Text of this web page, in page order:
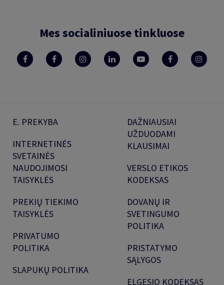
Mes socialiniuose tinkluose
E. PREKYBA
INTERNETINĖS
SVETAINĖS
NAUDOJIMOSI
TAISYKLĖS
PREKIŲ TIEKIMO
TAISYKLĖS
PRIVATUMO
POLITIKA
SLAPUKŲ POLITIKA
DAŽNIAUSIAI
UŽDUODAMI
KLAUSIMAI
VERSLO ETIKOS
KODEKSAS
DOVANŲ IR
SVETINGUMO
POLITIKA
PRISTATYMO
SĄLYGOS
ELGESIO KODEKSAS